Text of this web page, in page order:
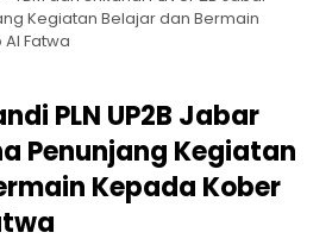
Kegiatan Belajar dan Bermain
Fatwa
PLN UP2B Jabar
Penunjang Kegiatan
Kepada Kober